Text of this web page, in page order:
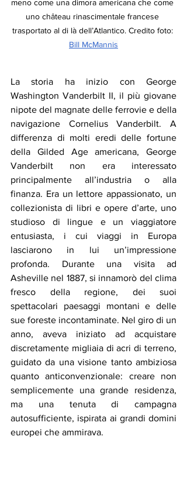
meno come una dimora americana che come
uno château rinascimentale francese
trasportato al di là dell’Atlantico. Credito foto:
Bill McMannis
La storia ha inizio con George
Washington Vanderbilt II, il più giovane
nipote del magnate delle ferrovie e della
navigazione Cornelius Vanderbilt. A
differenza di molti eredi delle fortune
della Gilded Age americana, George
Vanderbilt non era interessato
principalmente all’industria o alla
finanza. Era un lettore appassionato, un
collezionista di libri e opere d’arte, uno
studioso di lingue e un viaggiatore
entusiasta, i cui viaggi in Europa
lasciarono in lui un’impressione
profonda. Durante una visita ad
Asheville nel 1887, si innamorò del clima
fresco della regione, dei suoi
spettacolari paesaggi montani e delle
sue foreste incontaminate. Nel giro di un
anno, aveva iniziato ad acquistare
discretamente migliaia di acri di terreno,
guidato da una visione tanto ambiziosa
quanto anticonvenzionale: creare non
semplicemente una grande residenza,
ma una tenuta di campagna
autosufficiente, ispirata ai grandi domini
europei che ammirava.